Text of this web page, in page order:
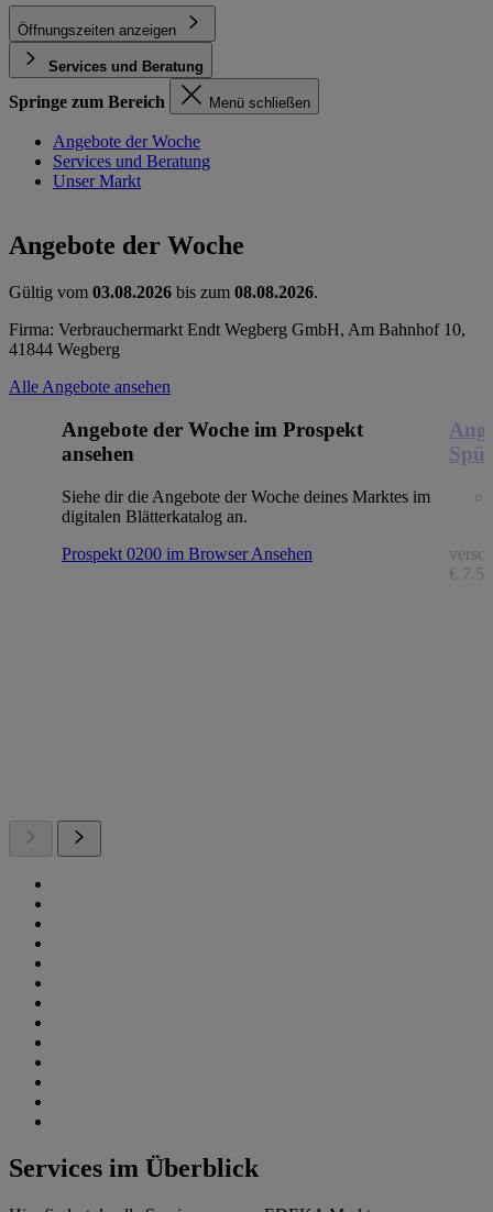
Öffnungszeiten anzeigen
Services und Beratung
Springe zum Bereich Menü schließen
Angebote der Woche
Services und Beratung
Unser Markt
Angebote der Woche
Gültig vom 03.08.2026 bis zum 08.08.2026.
Firma: Verbrauchermarkt Endt Wegberg GmbH, Am Bahnhof 10,
41844 Wegberg
Alle Angebote ansehen
Angebote der Woche im Prospekt
ansehen
Siehe dir die Angebote der Woche deines Marktes im
digitalen Blätterkatalog an.
Prospekt 0200 im BrowserAnsehen
€
Services im Überblick